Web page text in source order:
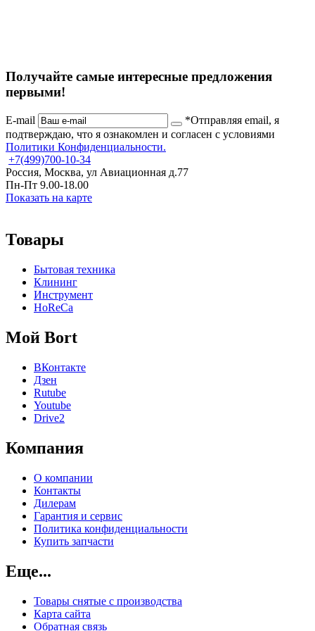
Получайте самые интересные предложения
первыми!
E-mail
*Отправляя email, я
подтверждаю, что я ознакомлен и согласен с условиями
Политики Конфиденциальности.
+7(499)700-10-34
Россия, Москва, ул Авиационная д.77
Пн-Пт 9.00-18.00
Показать на карте
Товары
Бытовая техника
Клининг
Инструмент
HoReCa
Мой Bort
ВКонтакте
Дзен
Rutube
Youtube
Drive2
Компания
О компании
Контакты
Дилерам
Гарантия и сервис
Политика конфиденциальности
Купить запчасти
Еще...
Товары снятые с производства
Карта сайта
Обратная связь